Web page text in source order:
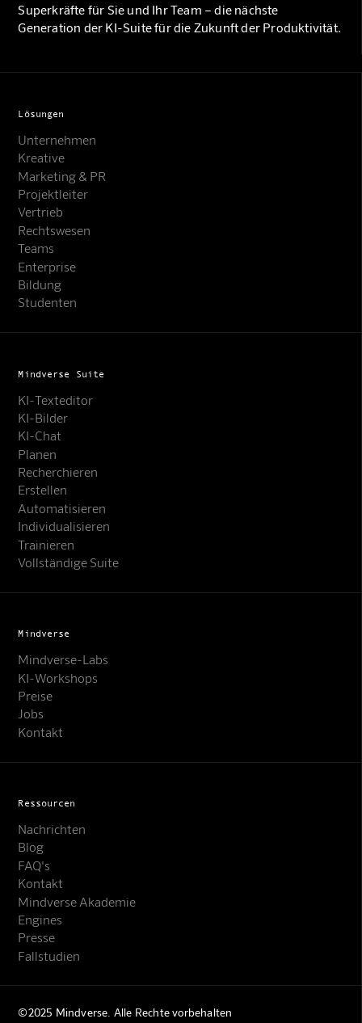
Online · KI-Assistent
Mindverse
Superkräfte für Sie und Ihr Team – die nächste
Generation der KI-Suite für die Zukunft der Produktivität.
Lösungen
Unternehmen
Kreative
Marketing & PR
Projektleiter
Vertrieb
Rechtswesen
Teams
Enterprise
Bildung
Studenten
Mindverse Suite
KI-Texteditor
KI-Bilder
KI-Chat
Planen
Recherchieren
Erstellen
Automatisieren
Individualisieren
Trainieren
Vollständige Suite
Mindverse
Mindverse-Labs
KI-Workshops
Preise
Jobs
Kontakt
Ressourcen
Nachrichten
Blog
FAQ's
Kontakt
Mindverse Akademie
Engines
Presse
Fallstudien
©2025 Mindverse. Alle Rechte vorbehalten